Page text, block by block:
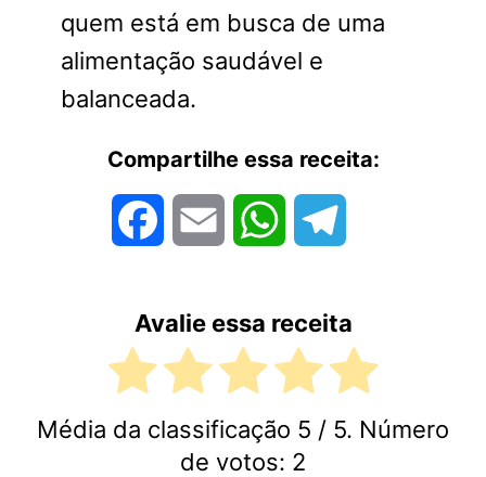
quem está em busca de uma
alimentação saudável e
balanceada.
Compartilhe essa receita:
FacebookEmail WhatsApp
Avalie essa receita
Média da classificação 5 / 5. Número
de votos: 2